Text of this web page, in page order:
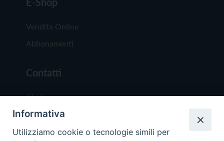
Vendita Online
Abbonamenti
Contatti
Chi Siamo
Redazione
Scrivici
Informativa
Utilizziamo cookie o tecnologie simili per